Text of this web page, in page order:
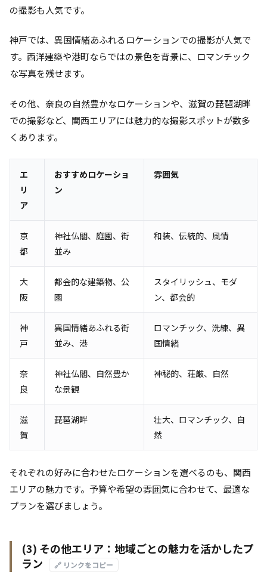
の撮影も人気です。
神戸では、異国情緒あふれるロケーションでの撮影が人気で
す。西洋建築や港町ならではの景色を背景に、ロマンチック
な写真を残せます。
その他、奈良の自然豊かなロケーションや、滋賀の琵琶湖畔
での撮影など、関西エリアには魅力的な撮影スポットが数多
くあります。
エ
リ
ア
おすすめロケーショ
ン
雰囲気
京
都
神社仏閣、庭園、街
並み
和装、伝統的、風情
大
阪
都会的な建築物、公
園
スタイリッシュ、モダ
ン、都会的
神
戸
異国情緒あふれる街
並み、港
ロマンチック、洗練、異
国情緒
奈
良
神社仏閣、自然豊か
な景観
神秘的、荘厳、自然
滋
賀
琵琶湖畔
壮大、ロマンチック、自
然
それぞれの好みに合わせたロケーションを選べるのも、関西
エリアの魅力です。予算や希望の雰囲気に合わせて、最適な
プランを選びましょう。
(3) その他エリア：地域ごとの魅力を活かしたプ
ラン
🔗 リンクをコピー